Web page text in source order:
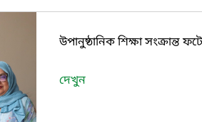
উপানুষ্ঠানিক শিক্ষা সংক্রান্ত
দেখুন